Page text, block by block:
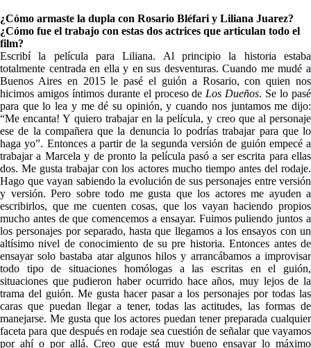
¿Cómo armaste la dupla con Rosario Bléfari y Liliana Juarez?
¿Cómo fue el trabajo con estas dos actrices que articulan todo el
film?
Escribí la película para Liliana. Al principio la historia estaba
totalmente centrada en ella y en sus desventuras. Cuando me mudé a
Buenos Aires en 2015 le pasé el guión a Rosario, con quien nos
hicimos amigos íntimos durante el proceso de Los Dueños. Se lo pasé
para que lo lea y me dé su opinión, y cuando nos juntamos me dijo:
“Me encanta! Y quiero trabajar en la película, y creo que al personaje
ese de la compañera que la denuncia lo podrías trabajar para que lo
haga yo”. Entonces a partir de la segunda versión de guión empecé a
trabajar a Marcela y de pronto la película pasó a ser escrita para ellas
dos.Me gusta trabajar con los actores mucho tiempo antes del rodaje.
Hago que vayan sabiendo la evolución de sus personajes entre versión
y versión. Pero sobre todo me gusta que los actores me ayuden a
escribirlos, que me cuenten cosas, que los vayan haciendo propios
mucho antes de que comencemos a ensayar. Fuimos puliendo juntos a
los personajes por separado, hasta que llegamos a los ensayos con un
altísimo nivel de conocimiento de su pre historia. Entonces antes de
ensayar solo bastaba atar algunos hilos y arrancábamos a improvisar
todo tipo de situaciones homólogas a las escritas en el guión,
situaciones que pudieron haber ocurrido hace años, muy lejos de la
trama del guión. Me gusta hacer pasar a los personajes por todas las
caras que puedan llegar a tener, todas las actitudes, las formas de
manejarse. Me gusta que los actores puedan tener preparada cualquier
faceta para que después en rodaje sea cuestión de señalar que vayamos
por ahí o por allá. Creo que está muy bueno ensayar lo máximo